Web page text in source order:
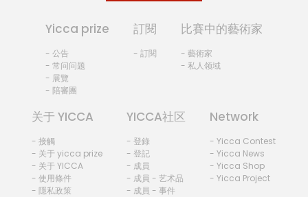
Yicca prize
- 公告
- 常问问题
- 展覽
- 陪審團
訂閱
- 訂閱
比賽中的藝術家
- 藝術家
- 私人领域
关于 YICCA
- 接觸
- 关于 yicca prize
- 关于 YICCA
- 使用條件
- 隱私政策
YICCA社区
- 登錄
- 登記
- 成員
- 成員 - 艺术品
- 成員 - 事件
Network
- Yicca Contest
- Yicca News
- Yicca Shop
- Yicca Project